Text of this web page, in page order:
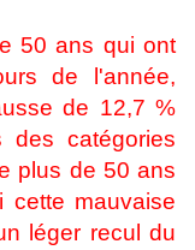
50 ans qui ont
de l'année,
de 12,7 %
des catégories
plus de 50 ans
cette mauvaise
léger recul du